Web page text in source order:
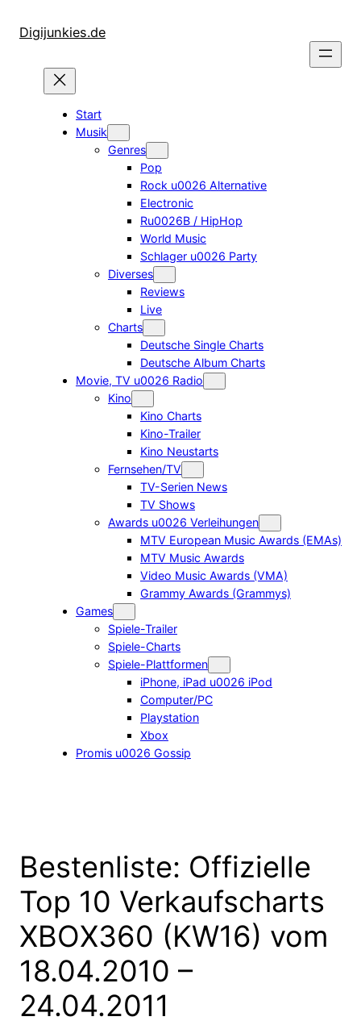
InhaltDigijunkies.de
Start
Musik
Genres
Pop
Rock u0026 Alternative
Electronic
Ru0026B / HipHop
World Music
Schlager u0026 Party
Diverses
Reviews
Live
Charts
Deutsche Single Charts
Deutsche Album Charts
Movie, TV u0026 Radio
Kino
Kino Charts
Kino-Trailer
Kino Neustarts
Fernsehen/TV
TV-Serien News
TV Shows
Awards u0026 Verleihungen
MTV European Music Awards (EMAs)
MTV Music Awards
Video Music Awards (VMA)
Grammy Awards (Grammys)
Games
Spiele-Trailer
Spiele-Charts
Spiele-Plattformen
iPhone, iPad u0026 iPod
Computer/PC
Playstation
Xbox
Promis u0026 Gossip
Bestenliste: Offizielle
Top 10 Verkaufscharts
XBOX360 (KW16) vom
18.04.2010 –
24.04.2011